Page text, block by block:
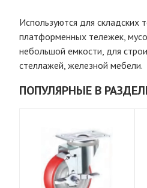
Используются для складских
платформенных тележек,
небольшой емкости, для
стеллажей, железной мебели.
ПОПУЛЯРНЫЕ В